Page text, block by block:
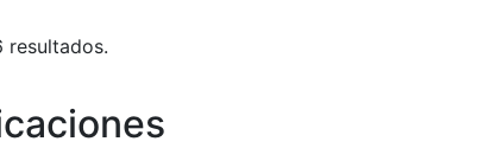
resultados.